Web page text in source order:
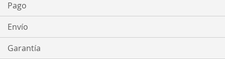
Pago
Envío
Garantía